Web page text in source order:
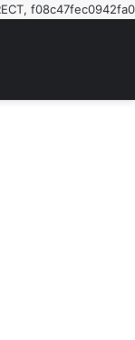
f08c47fec0942fa0